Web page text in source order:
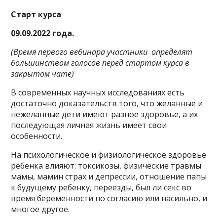
Старт курса
09.09.2022 года.
(Время первого вебинара участники определят
большинством голосов перед стартом курса в
закрытом чате)
В современных научных исследованиях есть
достаточно доказательств того, что желанные и
нежеланные дети имеют разное здоровье, а их
последующая личная жизнь имеет свои
особенности.
На психологическое и физиологическое здоровье
ребенка влияют: токсикозы, физические травмы
мамы, мамин страх и депрессии, отношение папы
к будущему ребенку, переезды, был ли секс во
время беременности по согласию или насильно, и
многое другое.